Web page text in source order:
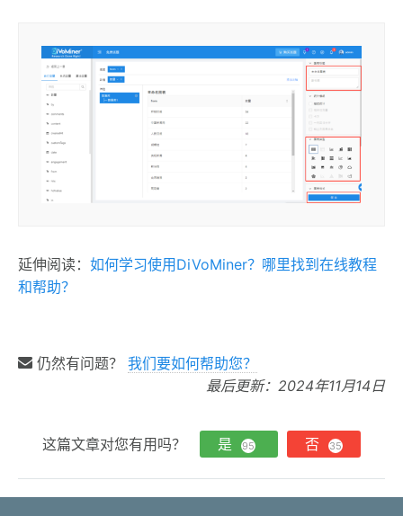
延伸阅读： 如何学习使用DiVoMiner？哪里找到在线教程
和帮助？
仍然有问题？ 我们要如何帮助您？
最后更新：2024年11月14日
这篇文章对您有用吗？ 是 95 否 35